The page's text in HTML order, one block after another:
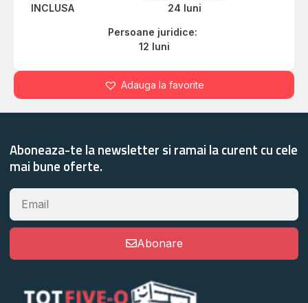
INCLUSA
24 luni
Persoane juridice:
12 luni
Adauga la favorite
Aboneaza-te la newsletter si ramai la curent cu cele
mai bune oferte.
Abonare